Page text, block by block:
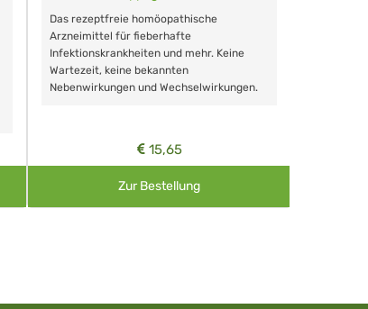
Das rezeptfreie homöopathische
Arzneimittel für fieberhafte
Infektionskrankheiten und mehr. Keine
Wartezeit, keine bekannten
Nebenwirkungen und Wechselwirkungen.
15,65
Zur Bestellung